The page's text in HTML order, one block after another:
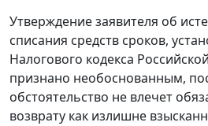
Утверждение заявителя об
списания средств сроков,
Налогового кодекса
признано необоснованным,
обстоятельство не влечет
возврату как излишне